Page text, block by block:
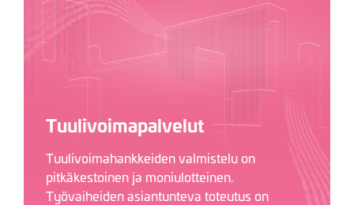
Tuulivoimapalvelut
Tuulivoimahankkeiden valmistelu on
pitkäkestoinen ja moniulotteinen.
Työvaiheiden asiantunteva toteutus on